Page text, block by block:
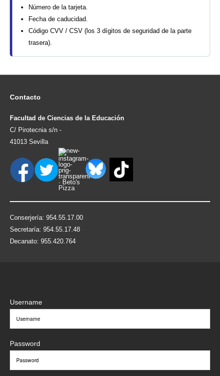
Número de la tarjeta.
Fecha de caducidad.
Código CVV / CSV (los 3 dígitos de seguridad de la parte
trasera).
Contacto
Facultad de Ciencias de la Educación
C/ Pirotecnia s/n -
41013 Sevilla
Conserjería: 954.55.17.00
Secretaría: 954.55.17.48
Decanato: 955.420.764
Username
Password